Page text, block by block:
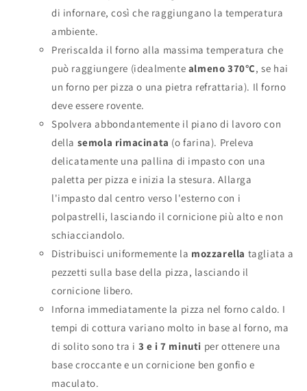
di infornare, così che raggiungano la temperatura
ambiente.
Preriscalda il forno alla massima temperatura che
può raggiungere (idealmente almeno 370°C, se hai
un forno per pizza o una pietra refrattaria). Il forno
deve essere rovente.
Spolvera abbondantemente il piano di lavoro con
della semola rimacinata (o farina). Preleva
delicatamente una pallina di impasto con una
paletta per pizza e inizia la stesura. Allarga
l'impasto dal centro verso l'esterno con i
polpastrelli, lasciando il cornicione più alto e non
schiacciandolo.
Distribuisci uniformemente la mozzarella tagliata a
pezzetti sulla base della pizza, lasciando il
cornicione libero.
Inforna immediatamente la pizza nel forno caldo. I
tempi di cottura variano molto in base al forno, ma
di solito sono tra i 3 e i 7 minuti per ottenere una
base croccante e un cornicione ben gonfio e
maculato.